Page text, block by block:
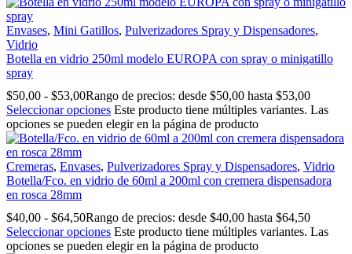
Envases, Mini Gatillos, Pulverizadores Spray y Dispensadores,
Vidrio
Botella en vidrio 250ml modelo EUROPA con spray o minigatillo
spray
$50,00 - $53,00Rango de precios: desde $50,00 hasta $53,00
Seleccionar opciones Este producto tiene múltiples variantes. Las
opciones se pueden elegir en la página de producto
Cremeras, Envases, Pulverizadores Spray y Dispensadores, Vidrio
Botella/Fco. en vidrio de 60ml a 200ml con cremera dispensadora
en rosca 28mm
$40,00 - $64,50Rango de precios: desde $40,00 hasta $64,50
Seleccionar opciones Este producto tiene múltiples variantes. Las
opciones se pueden elegir en la página de producto